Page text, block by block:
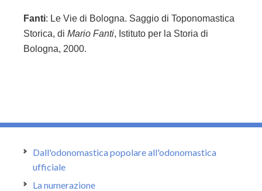
Fanti: Le Vie di Bologna. Saggio di Toponomastica
Storica, di Mario Fanti, Istituto per la Storia di
Bologna, 2000.
Dall'odonomastica popolare all'odonomastica
ufficiale
La numerazione